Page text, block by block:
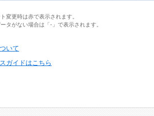
変更時は赤で表示されます。
タがない場合は「-」で表示されます。
いて
ガイドはこちら